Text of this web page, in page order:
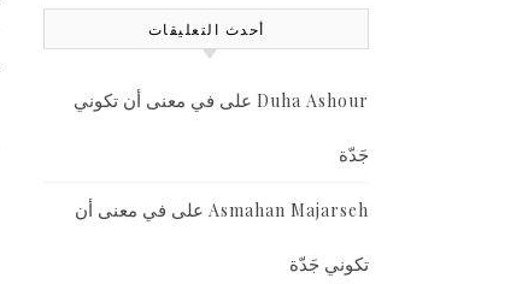
أحدث التعليقات
Duha Ashour على في معنى أن تكوني
جَدّة
Asmahan Majarseh على في معنى أن
تكوني جَدّة